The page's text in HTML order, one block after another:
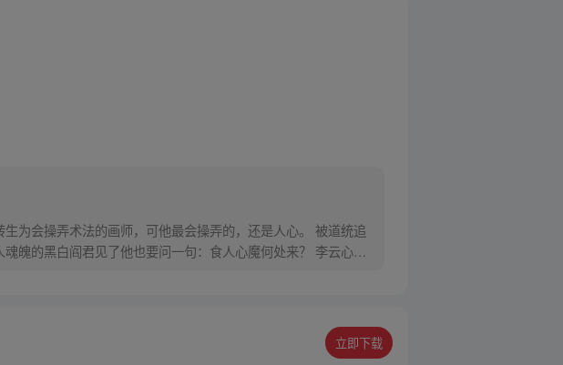
为会操弄术法的画师，可他最会操弄的，还是人心。 被道统追
魄的黑白阎君见了他也要问一句：食人心魔何处来？ 李云心食
立即下载